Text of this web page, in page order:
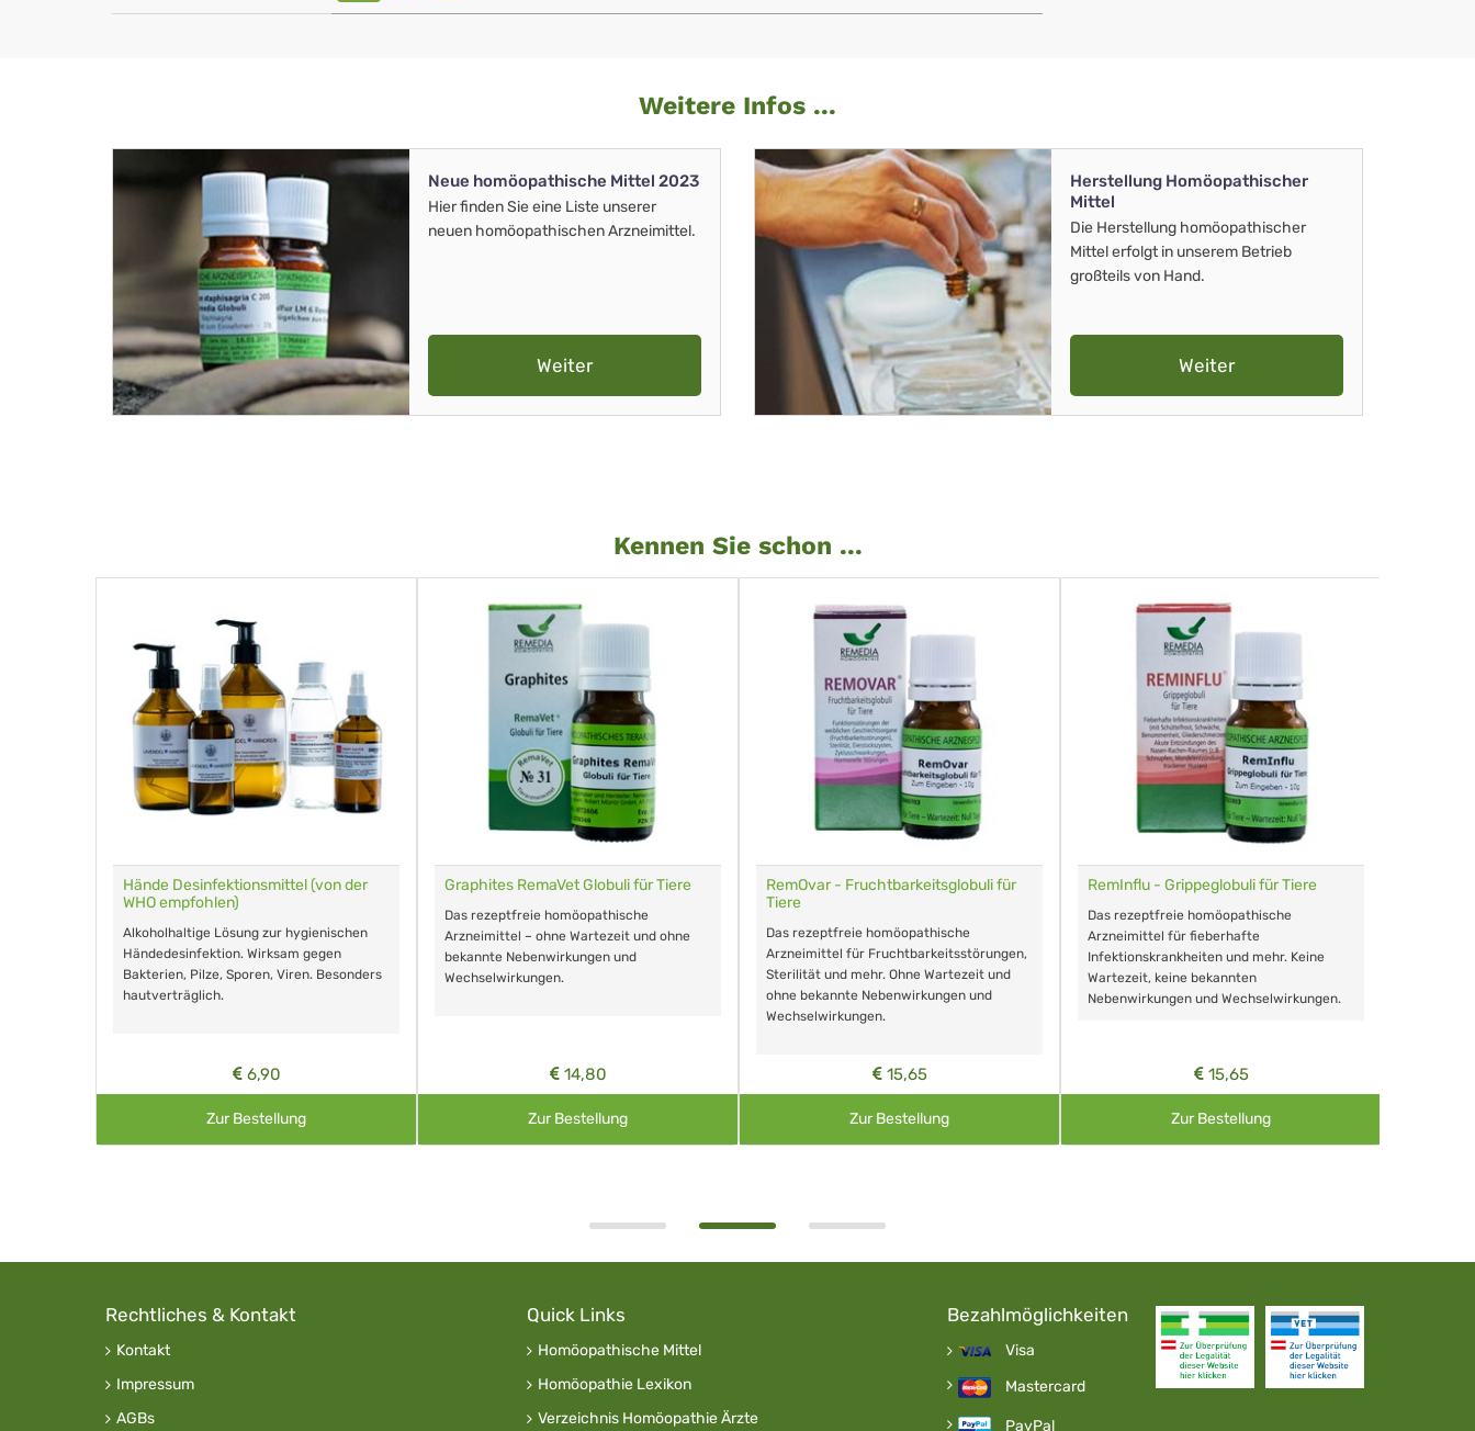
Weitere Infos ...
Neue homöopathische Mittel 2023
Hier finden Sie eine Liste unserer
neuen homöopathischen Arzneimittel.
Weiter
Herstellung Homöopathischer
Mittel
Die Herstellung homöopathischer
Mittel erfolgt in unserem Betrieb
großteils von Hand.
Weiter
Kennen Sie schon ...
Hände Desinfektionsmittel (von der
WHO empfohlen)
Alkoholhaltige Lösung zur hygienischen
Händedesinfektion. Wirksam gegen
Bakterien, Pilze, Sporen, Viren. Besonders
hautverträglich.
6,90
Zur Bestellung
Graphites RemaVet Globuli für Tiere
Das rezeptfreie homöopathische
Arzneimittel – ohne Wartezeit und ohne
bekannte Nebenwirkungen und
Wechselwirkungen.
14,80
Zur Bestellung
RemOvar - Fruchtbarkeitsglobuli für
Tiere
Das rezeptfreie homöopathische
Arzneimittel für Fruchtbarkeitsstörungen,
Sterilität und mehr. Ohne Wartezeit und
ohne bekannte Nebenwirkungen und
Wechselwirkungen.
15,65
Zur Bestellung
RemInflu - Grippeglobuli für Tiere
Das rezeptfreie homöopathische
Arzneimittel für fieberhafte
Infektionskrankheiten und mehr. Keine
Wartezeit, keine bekannten
Nebenwirkungen und Wechselwirkungen.
15,65
Zur Bestellung
Rechtliches & Kontakt
Kontakt
Impressum
AGBs
Quick Links
Homöopathische Mittel
Homöopathie Lexikon
Verzeichnis Homöopathie Ärzte
Bezahlmöglichkeiten
Visa
Mastercard
PayPal